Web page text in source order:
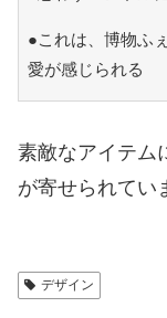
●これは、博物ふ
愛が感じられる
素敵なアイテム
が寄せられてい
デザイン